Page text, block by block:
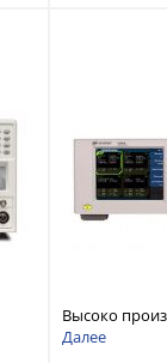
Высоко
Далее